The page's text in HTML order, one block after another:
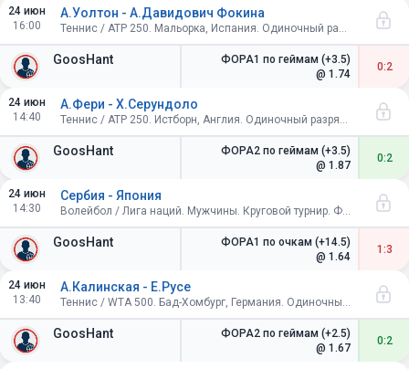
24 июн
16:00
GoosHant
А.Уолтон - А.Давидович Фокина
Теннис / ATP 250. Мальорка, Испания. Одиночный разряд. 1/8 финала
ФОРА1 по геймам (+3.5)
@ 1.74
0:2
24 июн
14:40
GoosHant
А.Фери - Х.Серундоло
Теннис / ATP 250. Истборн, Англия. Одиночный разряд. 1/8 финала
ФОРА2 по геймам (+3.5)
@ 1.87
0:2
24 июн
14:30
GoosHant
Сербия - Япония
Волейбол / Лига наций. Мужчины. Круговой турнир. Франция
ФОРА1 по очкам (+14.5)
@ 1.64
1:3
24 июн
13:40
GoosHant
А.Калинская - Е.Русе
Теннис / WTA 500. Бад-Хомбург, Германия. Одиночный разряд. 1/8 финала
ФОРА2 по геймам (+2.5)
@ 1.67
0:2